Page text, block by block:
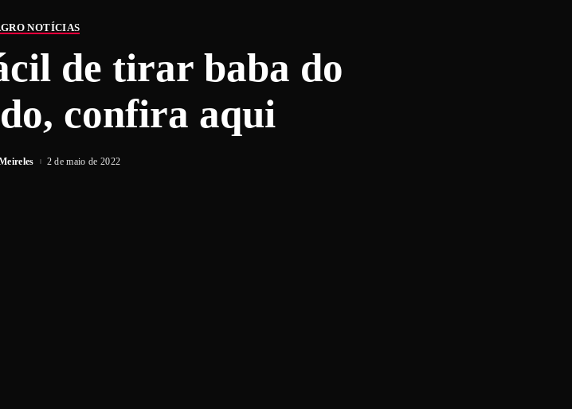
NOTÍCIAS
de tirar baba do
confira aqui
2 de maio de 2022